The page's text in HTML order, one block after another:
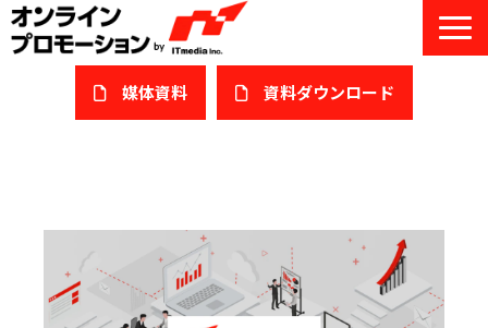
媒体資料 ​資料ダウンロード
サービスガイド/お役立ち資料
課題/ターゲット別で探す